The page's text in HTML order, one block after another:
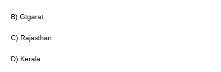
B) Gtgarat
C) Rajasthan
D) Kerala